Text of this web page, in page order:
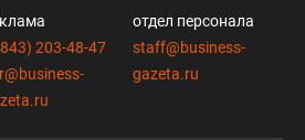
203-48-47
отдел персонала
staff@business-
gazeta.ru